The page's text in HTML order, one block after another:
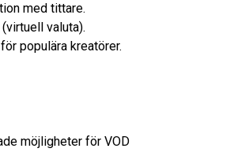
med tittare.
valuta).
populära kreatörer.
möjligheter för VOD